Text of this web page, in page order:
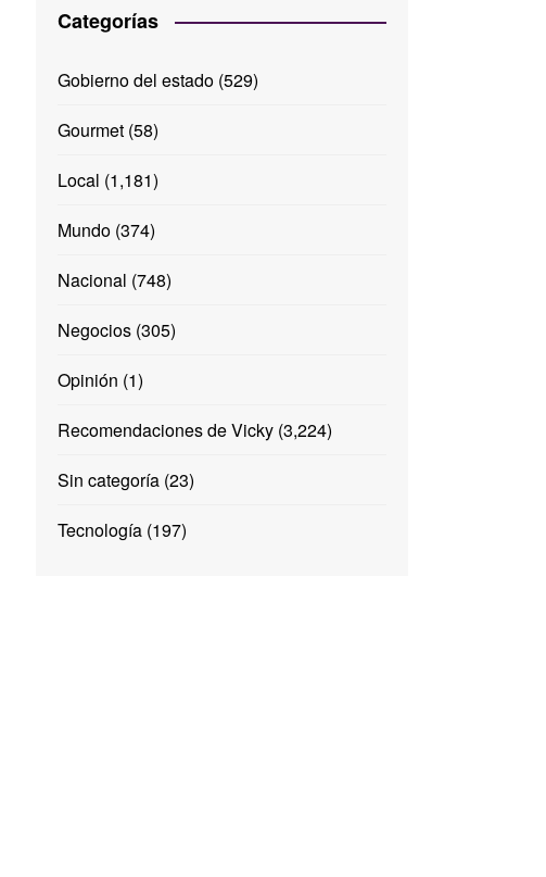
Categorías
Gobierno del estado(529)
Gourmet(58)
Local (1,181)
Mundo(374)
Nacional (748)
Negocios(305)
Opinión (1)
Recomendaciones de Vicky(3,224)
Sin categoría(23)
Tecnología(197)